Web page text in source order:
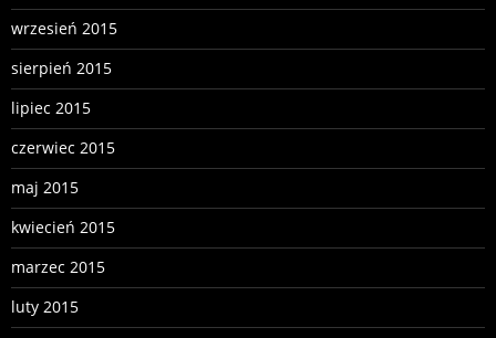
wrzesień 2015
sierpień 2015
lipiec 2015
czerwiec 2015
maj 2015
kwiecień 2015
marzec 2015
luty 2015